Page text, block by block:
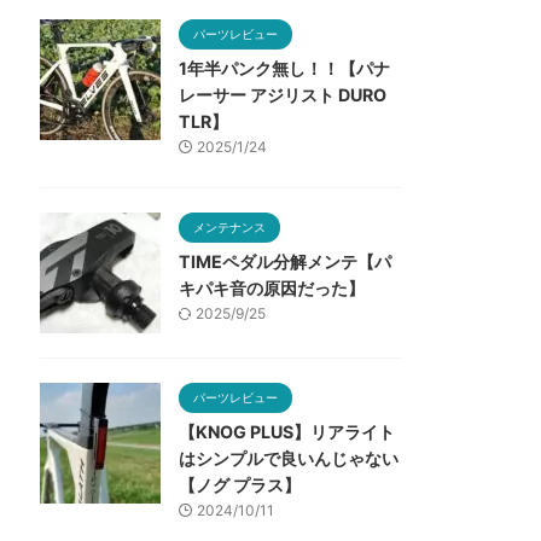
パーツレビュー
1年半パンク無し！！【パナ
レーサー アジリスト DURO
TLR】
2025/1/24
メンテナンス
TIMEペダル分解メンテ【パ
キパキ音の原因だった】
2025/9/25
パーツレビュー
【KNOG PLUS】リアライト
はシンプルで良いんじゃない
【ノグ プラス】
2024/10/11